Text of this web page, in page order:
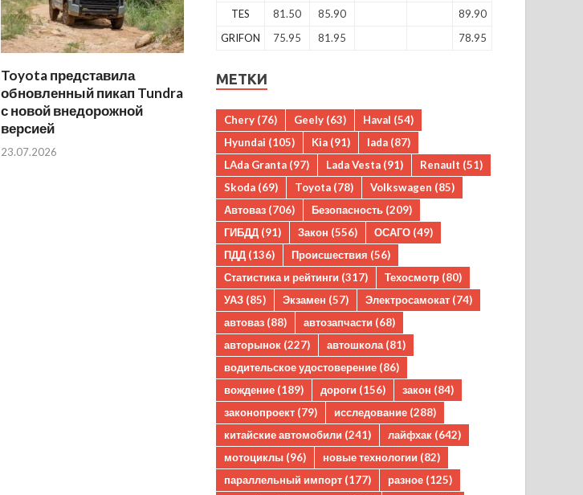
Toyota представила
обновленный пикап Tundra
с новой внедорожной
версией
23.07.2026
TES
81.50 85.90
89.90
GRIFON
75.95 81.95 78.95
МЕТКИ
Chery (76) Geely (63) Haval (54)
Hyundai (105) Kia (91) lada (87)
LAda Granta (97) Lada Vesta (91) Renault (51)
Skoda (69) Toyota (78) Volkswagen (85)
Автоваз (706) Безопасность (209)
ГИБДД (91) Закон (556) ОСАГО (49)
ПДД (136) Происшествия (56)
Статистика и рейтинги (317) Техосмотр (80)
УАЗ (85) Экзамен (57) Электросамокат (74)
автоваз (88) автозапчасти (68)
авторынок (227) автошкола (81)
водительское удостоверение (86)
вождение (189) дороги (156) закон (84)
законопроект (79) исследование (288)
китайские автомобили (241) лайфхак (642)
мотоциклы (96) новые технологии (82)
параллельный импорт (177) разное (125)